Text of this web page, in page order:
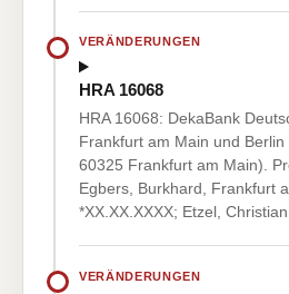
VERÄNDERUNGEN
HRA 16068
HRA 16068: DekaBank
Frankfurt am Main und
60325 Frankfurt am Main).
Egbers, Burkhard, Frankfurt
*XX.XX.XXXX; Etzel,
VERÄNDERUNGEN